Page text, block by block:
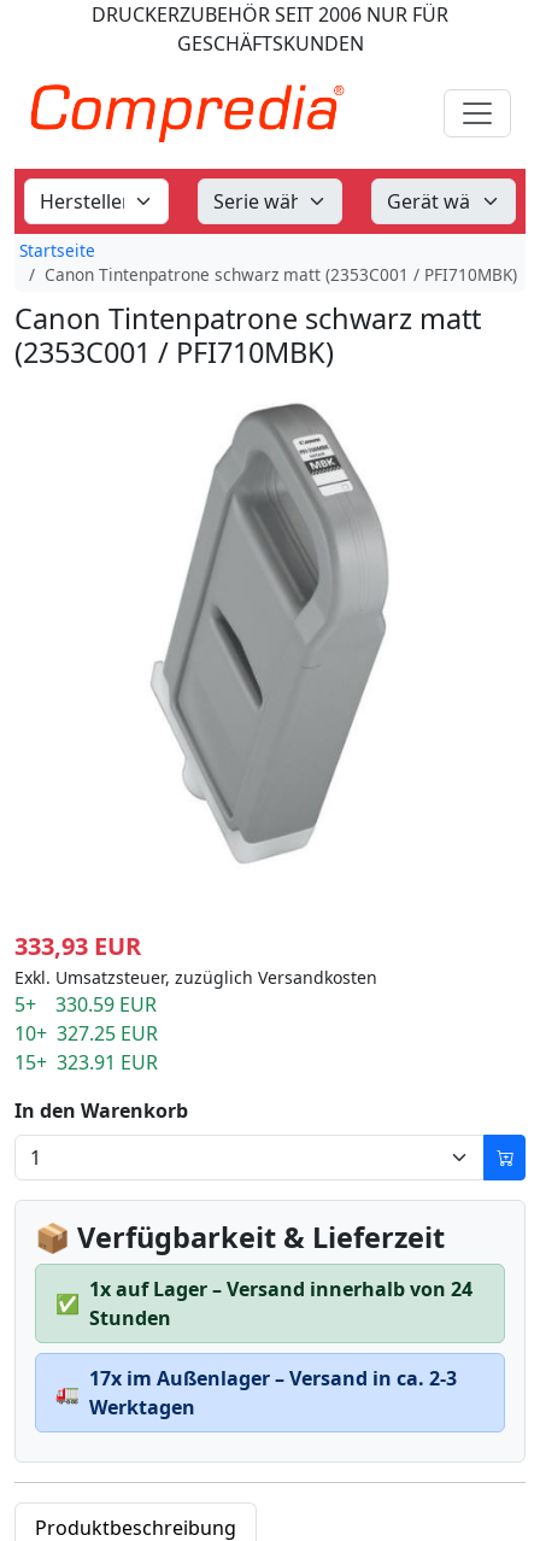
DRUCKERZUBEHÖRSEIT 2006 NUR FÜR
GESCHÄFTSKUNDEN
Startseite
Canon Tintenpatrone schwarz matt (2353C001 / PFI710MBK)
Canon Tintenpatrone schwarz matt
(2353C001 / PFI710MBK)
333,93 EUR
Exkl. Umsatzsteuer, zuzüglich Versandkosten
5+ 330.59 EUR
10+ 327.25 EUR
15+ 323.91 EUR
In den Warenkorb
📦 Verfügbarkeit & Lieferzeit
✅
1x auf Lager – Versand innerhalb von 24
Stunden
🚛
17x im Außenlager – Versand in ca. 2-3
Werktagen
Produktbeschreibung